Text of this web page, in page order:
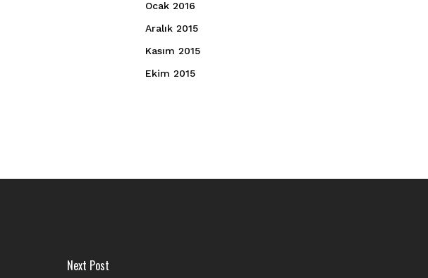
Ocak 2016
Aralık 2015
Kasım 2015
Ekim 2015
Next Post